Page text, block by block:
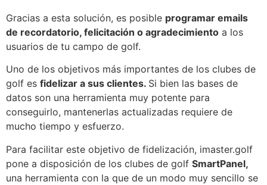
Gracias a esta solución, es posible programar emails
de recordatorio, felicitación o agradecimiento a los
usuarios de tu campo de golf.
Uno de los objetivos más importantes de los clubes de
golf es fidelizar a sus clientes. Si bien las bases de
datos son una herramienta muy potente para
conseguirlo, mantenerlas actualizadas requiere de
mucho tiempo y esfuerzo.
Para facilitar este objetivo de fidelización, imaster.golf
pone a disposición de los clubes de golf SmartPanel,
una herramienta con la que de un modo muy sencillo se